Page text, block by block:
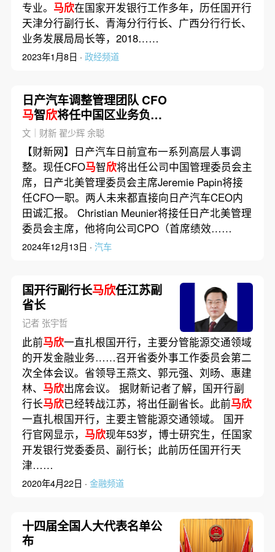
专业。 马欣在国家开发银行工作多年，历任国开行
天津分行副行长、青海分行行长、广西分行行长、
业务发展局局长等，2018……
2023年1月8日 · 政经频道
日产汽车调整管理团队 CFO
马智欣将任中国区业务负责
人
文｜财新 翟少辉 余聪
【财新网】日产汽车日前宣布一系列高层人事调
整。现任CFO马智欣将出任公司中国管理委员会主
席，日产北美管理委员会主席Jeremie Papin将接
任CFO一职。两人未来都直接向日产汽车CEO内
田诚汇报。 Christian Meunier将接任日产北美管理
委员会主席，他将向公司CPO（首席绩效……
2024年12月13日 · 汽车
国开行副行长马欣任江苏副
省长
记者 张宇哲
此前马欣一直扎根国开行，主要分管能源交通领域
的开发金融业务……召开省委外事工作委员会第二
次全体会议。省领导王燕文、郭元强、刘旸、惠建
林、 马欣出席会议。 据财新记者了解，国开行副
行长马欣已经转战江苏，将出任副省长。此前马欣
一直扎根国开行，主要主管能源交通领域。 国开
行官网显示， 马欣现年53岁，博士研究生，任国家
开发银行党委委员、副行长；此前历任国开行天
津……
2020年4月22日 · 金融频道
十四届全国人大代表名单公
布